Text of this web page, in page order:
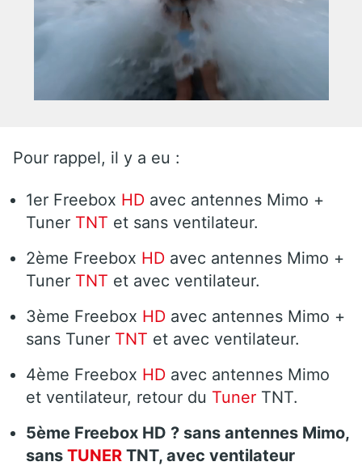
Pour rappel, il y a eu :
1er Freebox HD avec antennes Mimo +
Tuner TNT et sans ventilateur.
2ème Freebox HD avec antennes Mimo +
Tuner TNT et avec ventilateur.
3ème Freebox HD avec antennes Mimo +
sans Tuner TNT et avec ventilateur.
4ème Freebox HD avec antennes Mimo
et ventilateur, retour du Tuner TNT.
5ème Freebox HD ? sans antennes Mimo,
sans TUNER TNT, avec ventilateur